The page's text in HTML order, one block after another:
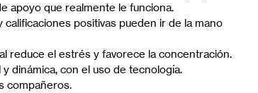
apoyo que realmente le funciona.
positivas pueden ir de la mano
reduce el estrés y favorece la concentración.
dinámica, con el uso de tecnología.
compañeros.